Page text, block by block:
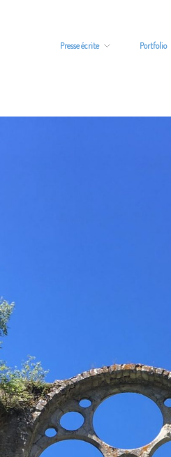
Presse écrite Portfolio